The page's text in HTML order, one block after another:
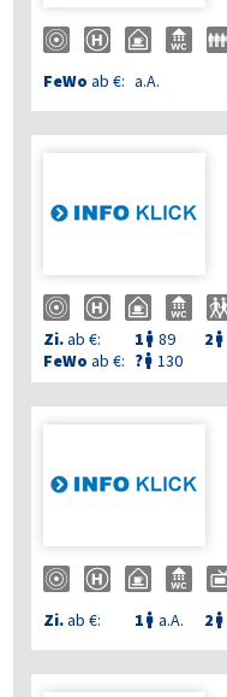
FeWo ab €: a.A.
Zi.ab €: 1  89 2 
FeWo ab €: ? 130
Zi.ab €: 1  a.A. 2 